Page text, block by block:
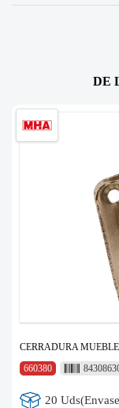
DE
CERRADURA
660380
20